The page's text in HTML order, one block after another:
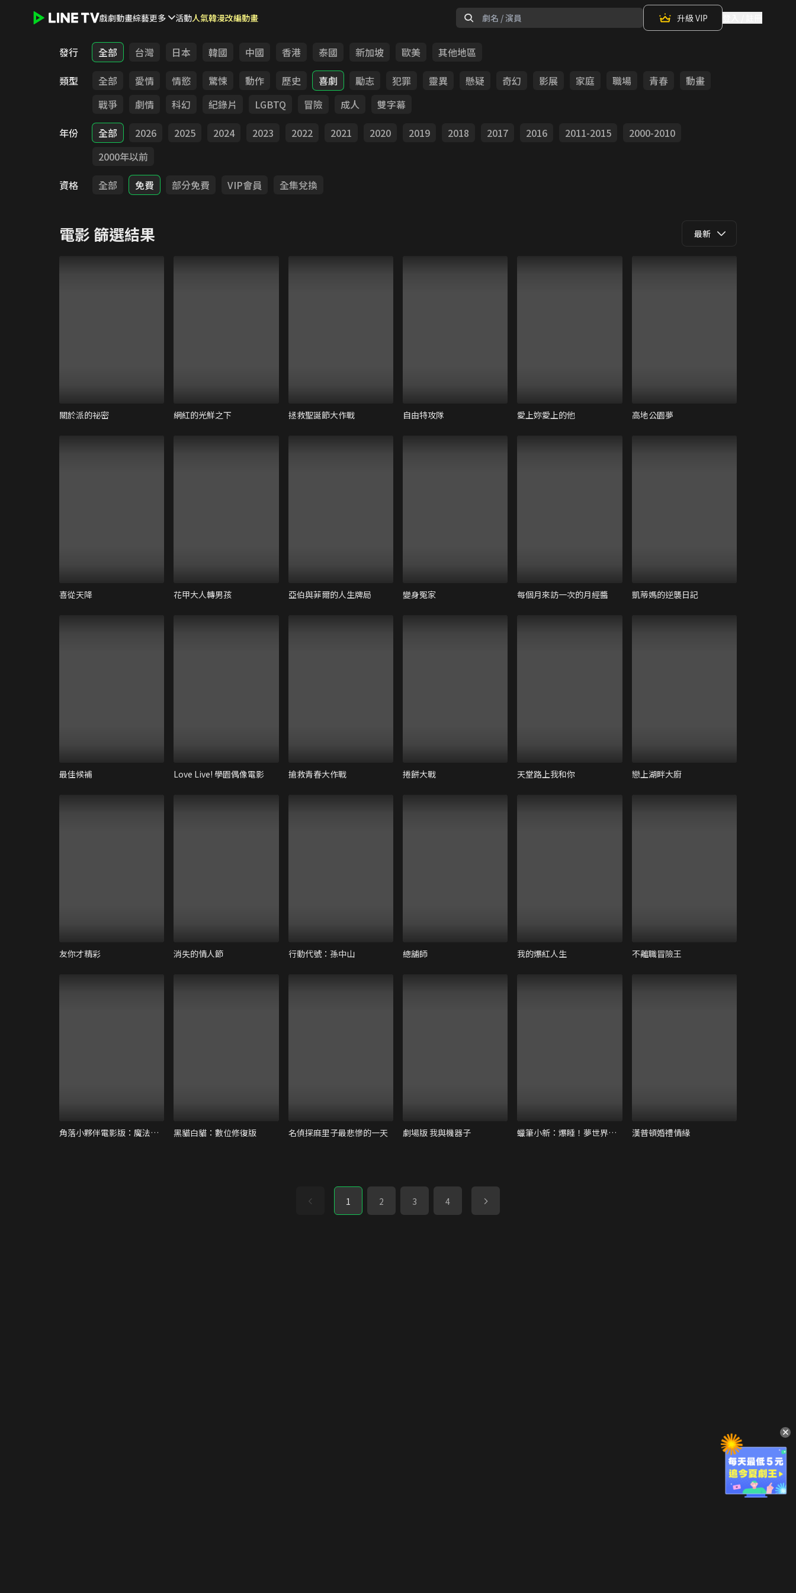
戲劇動畫綜藝更多 活動人氣韓漫改編動畫 升級 VIP
發行 全部 台灣 日本 韓國 中國 香港 泰國 新加坡 歐美
其他地區
類型
全部 愛情 情慾 驚悚 動作 歷史 喜劇 勵志 犯罪 靈異 懸疑 奇幻 影展 家庭 職場 青春
動畫
戰爭
劇情 科幻 紀錄片 LGBTQ 冒險 成人
雙字幕
年份
全部 2026 2025 2024 2023 2022 2021 2020 2019 2018 2017 2016 2011-2015
2000-2010
2000年以前
資格
全部 免費 部分免費 VIP會員 全集兌換
電影 篩選結果 最新
關於派的祕密 網紅的光鮮之下 拯救聖誕節大作戰 自由特攻隊 愛上妳愛上的他 高地公園夢
喜從天降 花甲大人轉男孩 亞伯與菲爾的人生牌局 變身冤家 每個月來訪一次的月經醬 凱蒂媽的逆襲日記
最佳候補 Love Live! 學園偶像電影 搶救青春大作戰 捲餅大戰 天堂路上我和你 戀上湖畔大廚
友你才精彩 消失的情人節 行動代號：孫中山 總舖師 我的爆紅人生 不離職冒險王
角落小夥伴電影版：魔法繪本裡的新朋友 黑貓白貓：數位修復版 名偵探麻里子最悲慘的一天 劇場版 我與機器子 蠟筆小新：爆睡！夢世界大作戰！ 漢普頓婚禮情緣
1 2 3 4